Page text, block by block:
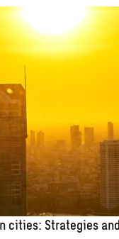
cities: Strate­gies